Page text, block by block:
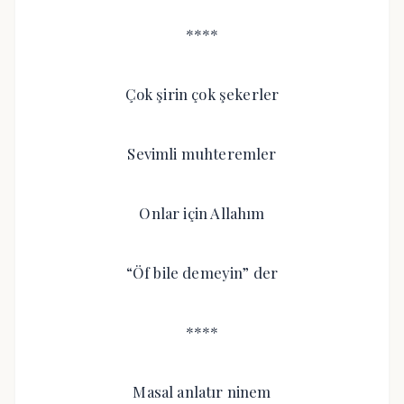
****
Çok şirin çok şekerler
Sevimli muhteremler
Onlar için Allahım
“Öf bile demeyin” der
****
Masal anlatır ninem